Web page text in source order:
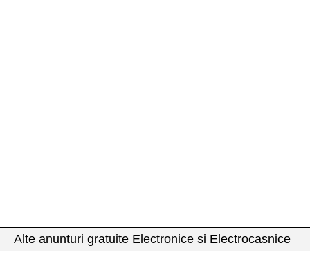
Alte anunturi gratuite Electronice si Electrocasnice